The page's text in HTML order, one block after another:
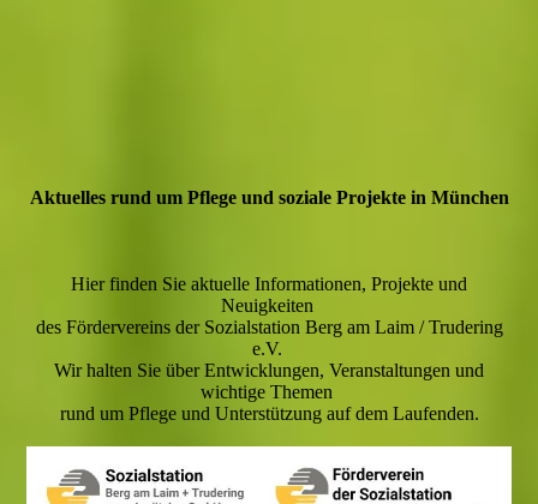
Aktuelles rund um Pflege und soziale Projekte in München
Hier finden Sie aktuelle Informationen, Projekte und
Neuigkeiten
des Fördervereins der Sozialstation Berg am Laim / Trudering
e.V.
Wir halten Sie über Entwicklungen, Veranstaltungen und
wichtige Themen
rund um Pflege und Unterstützung auf dem Laufenden.